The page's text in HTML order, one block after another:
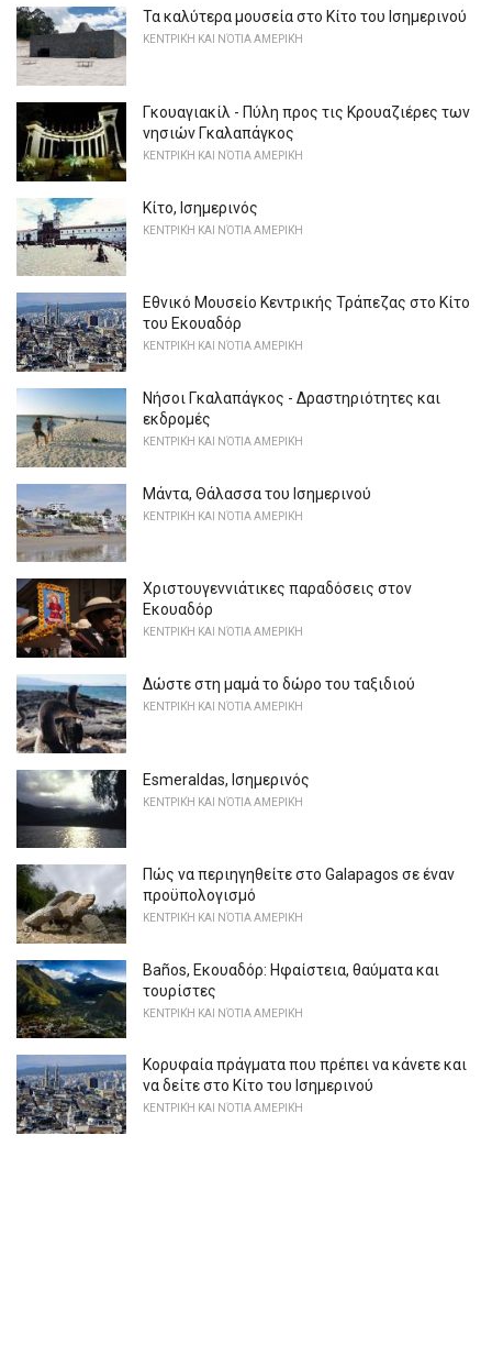
Τα καλύτερα μουσεία στο Κίτο του Ισημερινού
ΚΕΝΤΡΙΚΉ ΚΑΙ ΝΌΤΙΑ ΑΜΕΡΙΚΉ
Γκουαγιακίλ - Πύλη προς τις Κρουαζιέρες των
νησιών Γκαλαπάγκος
ΚΕΝΤΡΙΚΉ ΚΑΙ ΝΌΤΙΑ ΑΜΕΡΙΚΉ
Κίτο, Ισημερινός
ΚΕΝΤΡΙΚΉ ΚΑΙ ΝΌΤΙΑ ΑΜΕΡΙΚΉ
Εθνικό Μουσείο Κεντρικής Τράπεζας στο Κίτο
του Εκουαδόρ
ΚΕΝΤΡΙΚΉ ΚΑΙ ΝΌΤΙΑ ΑΜΕΡΙΚΉ
Νήσοι Γκαλαπάγκος - Δραστηριότητες και
εκδρομές
ΚΕΝΤΡΙΚΉ ΚΑΙ ΝΌΤΙΑ ΑΜΕΡΙΚΉ
Μάντα, Θάλασσα του Ισημερινού
ΚΕΝΤΡΙΚΉ ΚΑΙ ΝΌΤΙΑ ΑΜΕΡΙΚΉ
Χριστουγεννιάτικες παραδόσεις στον
Εκουαδόρ
ΚΕΝΤΡΙΚΉ ΚΑΙ ΝΌΤΙΑ ΑΜΕΡΙΚΉ
Δώστε στη μαμά το δώρο του ταξιδιού
ΚΕΝΤΡΙΚΉ ΚΑΙ ΝΌΤΙΑ ΑΜΕΡΙΚΉ
Esmeraldas, Ισημερινός
ΚΕΝΤΡΙΚΉ ΚΑΙ ΝΌΤΙΑ ΑΜΕΡΙΚΉ
Πώς να περιηγηθείτε στο Galapagos σε έναν
προϋπολογισμό
ΚΕΝΤΡΙΚΉ ΚΑΙ ΝΌΤΙΑ ΑΜΕΡΙΚΉ
Baños, Εκουαδόρ: Ηφαίστεια, θαύματα και
τουρίστες
ΚΕΝΤΡΙΚΉ ΚΑΙ ΝΌΤΙΑ ΑΜΕΡΙΚΉ
Κορυφαία πράγματα που πρέπει να κάνετε και
να δείτε στο Κίτο του Ισημερινού
ΚΕΝΤΡΙΚΉ ΚΑΙ ΝΌΤΙΑ ΑΜΕΡΙΚΉ